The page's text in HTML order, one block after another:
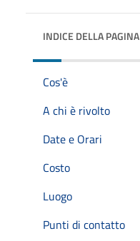
INDICE DELLA PAGINA
Cos'è
A chi è rivolto
Date e Orari
Costo
Luogo
Punti di contatto